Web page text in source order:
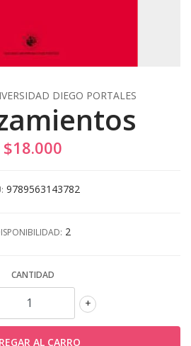
DIEGO PORTALES
$18.000
9789563143782
2
CANTIDAD
+